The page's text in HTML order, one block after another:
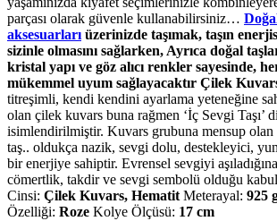
parçası olarak güvenle kullanabilirsiniz…
aksesuarları üzerinizde taşımak, taşın
sizinle olmasını sağlarken, Ayrıca doğal
kristal yapı ve göz alıcı renkler sayesinde,
mükemmel uyum sağlayacaktır Çilek
titreşimli, kendi kendini ayarlama yeteneğine
olan çilek kuvars buna rağmen ‘İç Sevgi Taşı’
isimlendirilmiştir. Kuvars grubuna mensup
taş.. oldukça nazik, sevgi dolu, destekleyici,
bir enerjiye sahiptir. Evrensel sevgiyi
cömertlik, takdir ve sevgi sembolü olduğu
Cinsi: Çilek Kuvars, Hematit Meterayal: 925
Özelliği: Roze Kolye Ölçüsü: 17 cm